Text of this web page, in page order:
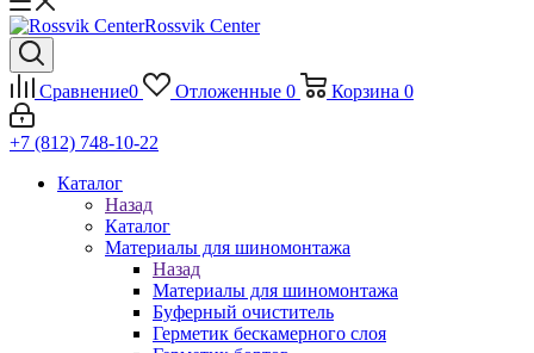
Rossvik Center
Сравнение0 Отложенные 0 Корзина 0
+7 (812) 748-10-22
Каталог
Назад
Каталог
Материалы для шиномонтажа
Назад
Материалы для шиномонтажа
Буферный очиститель
Герметик бескамерного слоя